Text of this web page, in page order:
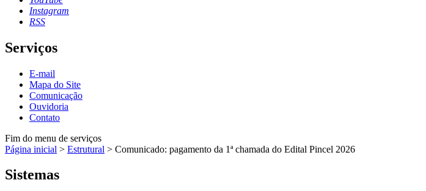
Instagram
RSS
Serviços
E-mail
Mapa do Site
Comunicação
Ouvidoria
Contato
Fim do menu de serviços
Página inicial > Estrutural > Comunicado: pagamento da 1ª chamada do Edital Pincel 2026
Sistemas